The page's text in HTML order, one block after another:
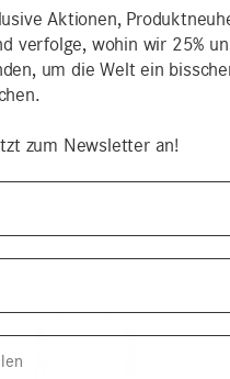
Duschgel
Aktionen,
verfolge, wohin wir 25%
um die Welt ein
zum Newsletter an!